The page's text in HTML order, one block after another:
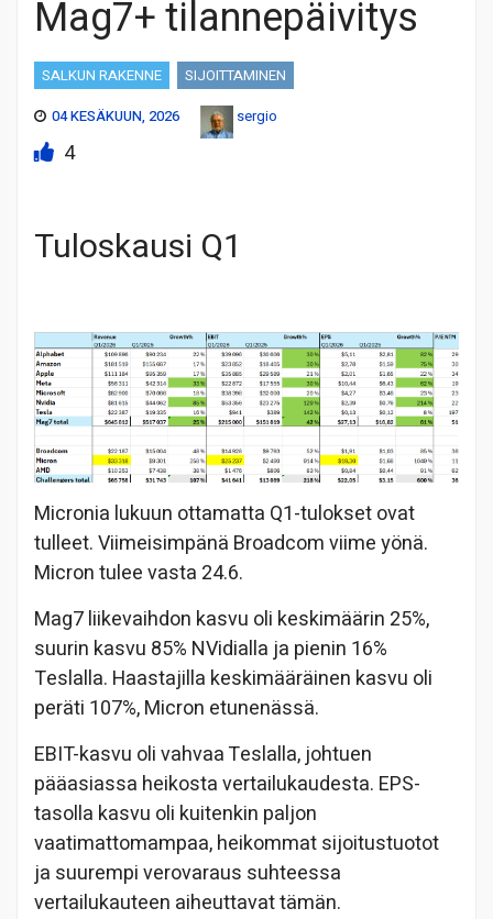
Mag7+ tilannepäivitys
SALKUN RAKENNE
SIJOITTAMINEN
04 KESÄKUUN, 2026
sergio
4
Tuloskausi Q1
Micronia lukuun ottamatta Q1-tulokset ovat
tulleet. Viimeisimpänä Broadcom viime yönä.
Micron tulee vasta 24.6.
Mag7 liikevaihdon kasvu oli keskimäärin 25%,
suurin kasvu 85% NVidialla ja pienin 16%
Teslalla. Haastajilla keskimääräinen kasvu oli
peräti 107%, Micron etunenässä.
EBIT-kasvu oli vahvaa Teslalla, johtuen
pääasiassa heikosta vertailukaudesta. EPS-
tasolla kasvu oli kuitenkin paljon
vaatimattomampaa, heikommat sijoitustuotot
ja suurempi verovaraus suhteessa
vertailukauteen aiheuttavat tämän.